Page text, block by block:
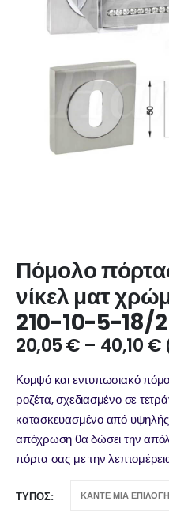
Πόμολο
νίκελ ματ
210-10-5-18/2
20,05€ – 40,10€
Κομψό και εντυπωσιακό
ροζέτα, σχεδιασμένο σε
κατασκευασμένο από υψηλής
απόχρωση θα δώσει την
πόρτα σας με την
ΤΎΠΟΣ